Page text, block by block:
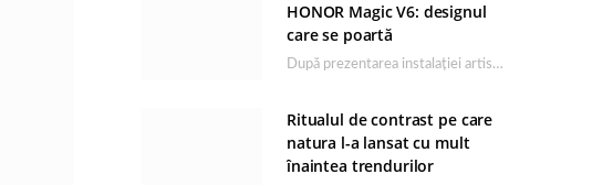
HONOR Magic V6: designul
care se poartă
După prezentarea instalației artistice semnată de Catrinel Săbăciag în cadrul evenimentului de lansare HONOR Magic…
Ritualul de contrast pe care
natura l-a lansat cu mult
înaintea trendurilor